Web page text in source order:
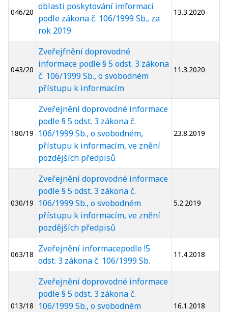
046/20
oblasti poskytování imformací
podle zákona č. 106/1999 Sb., za
rok 2019
13.3.2020
043/20
Zveřejfnění doprovodné
informace podle § 5 odst. 3 zákona
č. 106/1999 Sb., o svobodném
přístupu k informacím
11.3.2020
180/19
Zveřejnění doprovodné informace
podle § 5 odst. 3 zákona č.
106/1999 Sb., o svobodném,
přístupu k informacím, ve znění
pozdějších předpisů
23.8.2019
030/19
Zveřejnění doprovodné informace
podle § 5 odst. 3 zákona č.
106/1999 Sb., o svobodném
přístupu k informacím, ve znění
pozdějších předpisů
5.2.2019
063/18
Zveřejnění informacepodle !5
odst. 3 zákona č. 106/1999 Sb.
11.4.2018
013/18
Zveřejnění doprovodné informace
podle § 5 odst. 3 zákona č.
106/1999 Sb., o svobodném
16.1.2018